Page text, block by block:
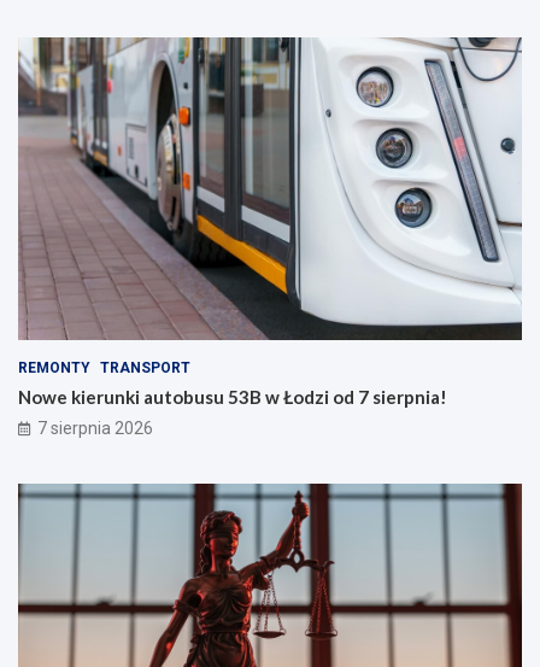
REMONTY TRANSPORT
Nowe kierunki autobusu 53B w Łodzi od 7 sierpnia!
7 sierpnia 2026